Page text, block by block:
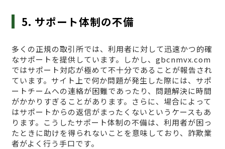
5. サポート体制の不備
多くの正規の取引所では、利用者に対して迅速かつ的確
なサポートを提供しています。しかし、gbcnmvx.com
ではサポート対応が極めて不十分であることが報告され
ています。サイト上で何か問題が発生した際には、サポ
ートチームへの連絡が困難であったり、問題解決に時間
がかかりすぎることがあります。さらに、場合によって
はサポートからの返信がまったくないというケースもあ
ります。こうしたサポート体制の不備は、利用者が困っ
たときに助けを得られないことを意味しており、詐欺業
者がよく行う手口です。